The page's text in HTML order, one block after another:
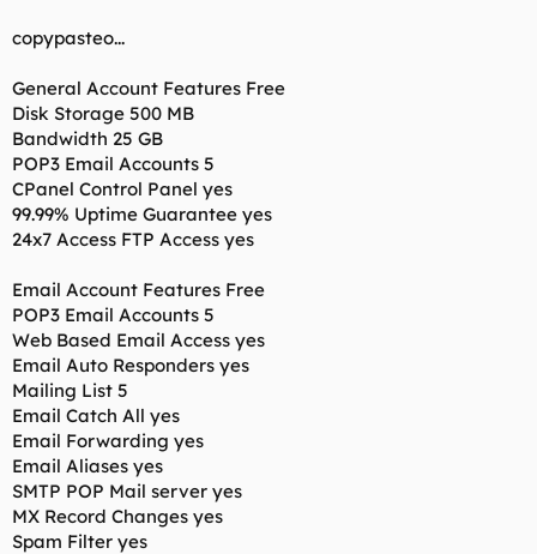
e
m
copypasteo...
General Account Features Free
Disk Storage 500 MB
Bandwidth 25 GB
POP3 Email Accounts 5
CPanel Control Panel yes
99.99% Uptime Guarantee yes
24x7 Access FTP Access yes
Email Account Features Free
POP3 Email Accounts 5
Web Based Email Access yes
Email Auto Responders yes
Mailing List 5
Email Catch All yes
Email Forwarding yes
Email Aliases yes
SMTP POP Mail server yes
MX Record Changes yes
Spam Filter yes